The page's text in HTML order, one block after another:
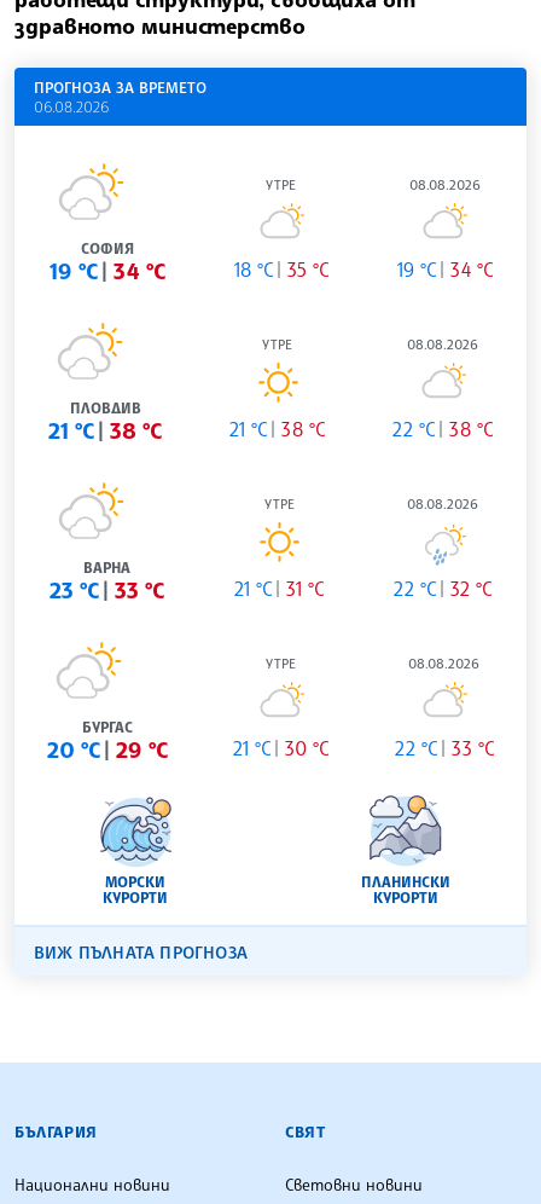
здравното министерство
ПРОГНОЗА ЗА ВРЕМЕТО
06.08.2026
СОФИЯ
19 °C 34 °C
УТРЕ
18 °C 35 °C
08.08.2026
19 °C 34 °C
ПЛОВДИВ
21 °C 38 °C
УТРЕ
21 °C 38 °C
08.08.2026
22 °C 38 °C
ВАРНА
23 °C 33 °C
УТРЕ
21 °C 31 °C
08.08.2026
22 °C 32 °C
БУРГАС
20 °C 29 °C
УТРЕ
21 °C 30 °C
08.08.2026
22 °C 33 °C
МОРСКИ
КУРОРТИ
ПЛАНИНСКИ
КУРОРТИ
ВИЖ ПЪЛНАТА ПРОГНОЗА
БЪЛГАРСКА ТЕЛЕГРАФНА АГЕНЦИЯ
БЪЛГАРИЯ
Национални новини
СВЯТ
Световни новини